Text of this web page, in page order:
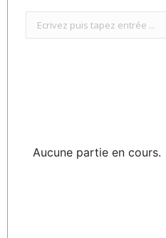
Recherche
:
Aucune partie en cours.